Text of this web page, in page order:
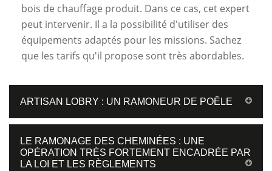
bois de chauffage produit. Dans ce cas, cet expert
peut intervenir. Il a la possibilité d'utiliser des
équipements adaptés pour les missions. Sachez
que les tarifs qu'il propose sont très abordables.
ARTISAN LOBRY : UN RAMONEUR DE POÊLE
LE RAMONAGE DES CHEMINÉES : UNE
OPÉRATION TRÈS FORTEMENT ENCADRÉE PAR
LA LOI ET LES RÈGLEMENTS